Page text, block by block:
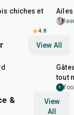
chiches et
4.8
Ailes
View All
tout
F
&
View
All